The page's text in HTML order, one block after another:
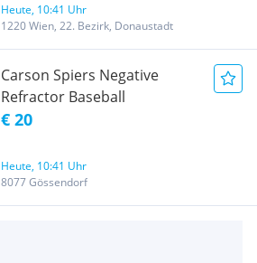
Heute, 10:41 Uhr
1220 Wien, 22. Bezirk, Donaustadt
Carson Spiers Negative
Refractor Baseball
€ 20
Heute, 10:41 Uhr
8077 Gössendorf